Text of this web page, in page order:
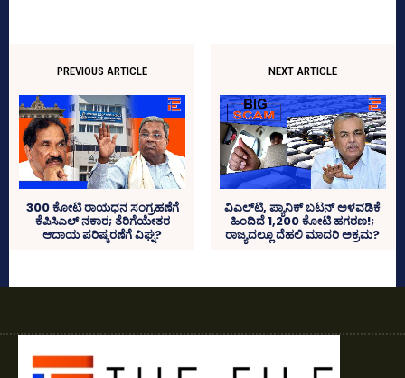
PREVIOUS ARTICLE
300 ಕೋಟಿ ರಾಯಧನ ಸಂಗ್ರಹಣೆಗೆ
ಕೆಪಿಸಿಎಲ್‌ ನಕಾರ; ತೆರಿಗೆಯೇತರ
ಆದಾಯ ಪರಿಷ್ಕರಣೆಗೆ ವಿಘ್ನ?
NEXT ARTICLE
ವಿಎಲ್‌ಟಿ, ಪ್ಯಾನಿಕ್‌ ಬಟನ್‌ ಅಳವಡಿಕೆ
ಹಿಂದಿದೆ 1,200 ಕೋಟಿ ಹಗರಣ!;
ರಾಜ್ಯದಲ್ಲೂ ದೆಹಲಿ ಮಾದರಿ ಅಕ್ರಮ?